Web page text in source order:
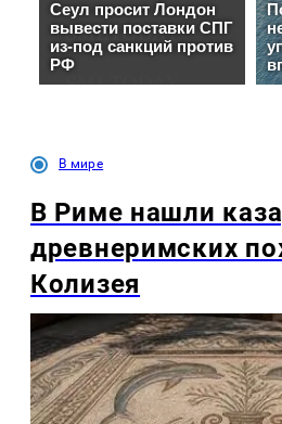
В мире
В Риме нашли
древнеримских
Колизея